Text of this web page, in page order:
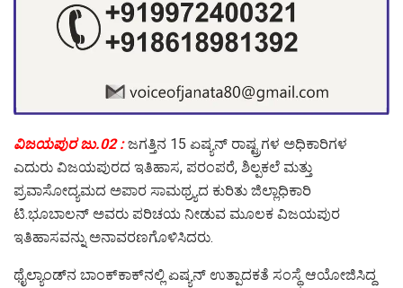
ವಿಜಯಪುರ ಜು.02 :ಜಗತ್ತಿನ 15 ಏಷ್ಯನ್ ರಾಷ್ಟ್ರಗಳ ಅಧಿಕಾರಿಗಳ
ಎದುರು ವಿಜಯಪುರದ ಇತಿಹಾಸ, ಪರಂಪರೆ, ಶಿಲ್ಪಕಲೆ ಮತ್ತು
ಪ್ರವಾಸೋದ್ಯಮದ ಅಪಾರ ಸಾಮಥ್ರ್ಯದ ಕುರಿತು ಜಿಲ್ಲಾಧಿಕಾರಿ
ಟಿ.ಭೂಬಾಲನ್ ಅವರು ಪರಿಚಯ ನೀಡುವ ಮೂಲಕ ವಿಜಯಪುರ
ಇತಿಹಾಸವನ್ನು ಅನಾವರಣಗೊಳಿಸಿದರು.
ಥೈಲ್ಯಾಂಡ್‍ನ ಬಾಂಕ್‍ಕಾಕ್‍ನಲ್ಲಿ ಏಷ್ಯನ್ ಉತ್ಪಾದಕತೆ ಸಂಸ್ಥೆ ಆಯೋಜಿಸಿದ್ದ